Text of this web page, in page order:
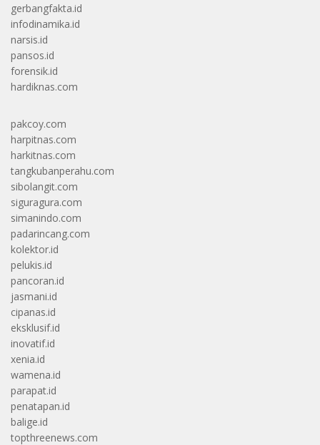
gerbangfakta.id
infodinamika.id
narsis.id
pansos.id
forensik.id
hardiknas.com
pakcoy.com
harpitnas.com
harkitnas.com
tangkubanperahu.com
sibolangit.com
siguragura.com
simanindo.com
padarincang.com
kolektor.id
pelukis.id
pancoran.id
jasmani.id
cipanas.id
eksklusif.id
inovatif.id
xenia.id
wamena.id
parapat.id
penatapan.id
balige.id
topthreenews.com